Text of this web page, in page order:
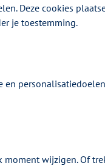
Deze cookies
je toestemming.
moment wijzigen. Of